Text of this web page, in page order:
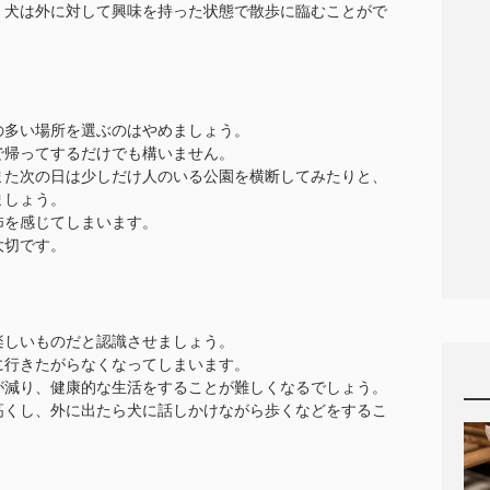
は外に対して興味を持った状態で散歩に臨むことがで
い場所を選ぶのはやめましょう。
ってするだけでも構いません。
次の日は少しだけ人のいる公園を横断してみたりと、
ょう。
感じてしまいます。
です。
いものだと認識させましょう。
きたがらなくなってしまいます。
り、健康的な生活をすることが難しくなるでしょう。
し、外に出たら犬に話しかけながら歩くなどをするこ